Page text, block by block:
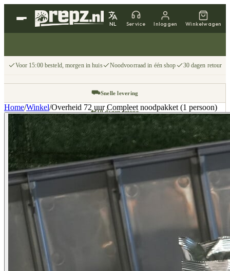
NL Service Inloggen Winkelwagen
Voor 15:00 besteld, morgen in huis Noodvoorraad in één shop 30 dagen retour
⛟Snelle levering
↩30 dagen retour
📦 Gratis v.a. €75
Home/Winkel/Overheid 72 uur Compleet noodpakket (1 persoon)